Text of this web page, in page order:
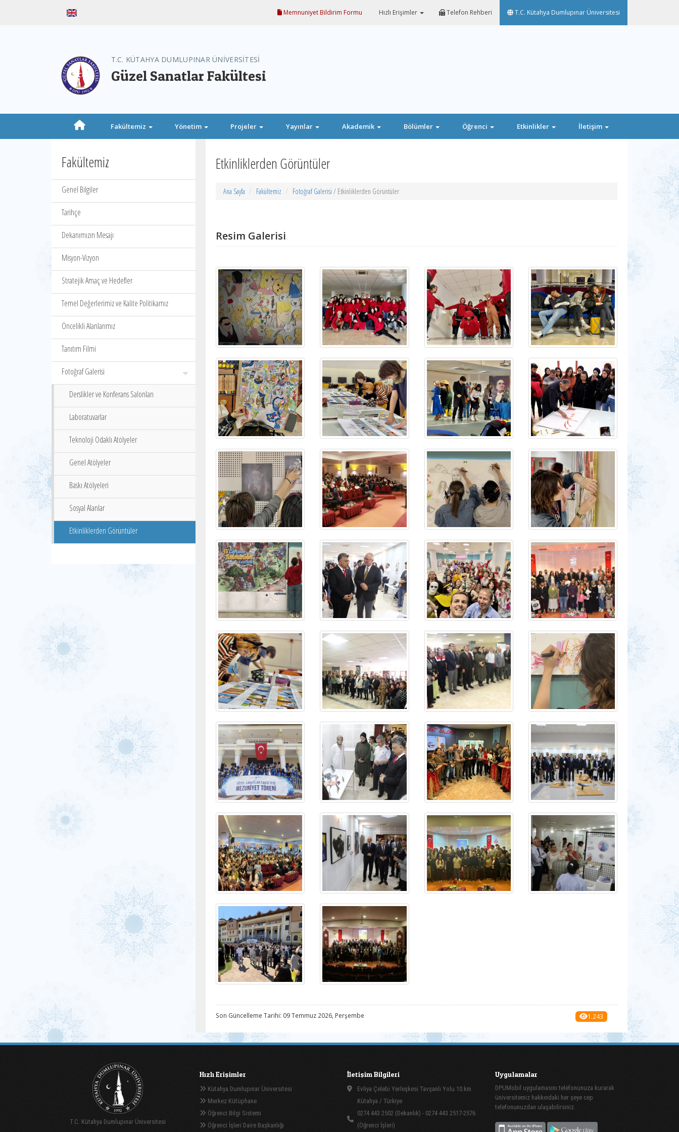
Memnuniyet Bildirim Formu Hızlı Erişimler Telefon Rehberi T.C. Kütahya Dumlupınar Üniversitesi
T.C. KÜTAHYA DUMLUPINAR ÜNİVERSİTESİ
Güzel Sanatlar Fakültesi
Fakültemiz Yönetim Projeler Yayınlar Akademik Bölümler Öğrenci Etkinlikler İletişim
Fakültemiz
Genel Bilgiler
Tarihçe
Dekanımızın Mesajı
Misyon-Vizyon
Stratejik Amaç ve Hedefler
Temel Değerlerimiz ve Kalite Politikamız
Öncelikli Alanlarımız
Tanıtım Filmi
Fotoğraf Galerisi
Derslikler ve Konferans Salonları
Laboratuvarlar
Teknoloji Odaklı Atölyeler
Genel Atölyeler
Baskı Atölyeleri
Sosyal Alanlar
Etkinliklerden Görüntüler
Etkinliklerden Görüntüler
Ana Sayfa Fakültemiz Fotoğraf Galerisi / Etkinliklerden Görüntüler
Resim Galerisi
Son Güncelleme Tarihi: 09 Temmuz 2026, Perşembe 1.243
T.C. Kütahya Dumlupınar Üniversitesi
Hızlı Erişimler
Kütahya Dumlupınar Üniversitesi
Merkez Kütüphane
Öğrenci Bilgi Sistemi
Öğrenci İşleri Daire Başkanlığı
İletişim Bilgileri
Evliya Çelebi Yerleşkesi Tavşanlı Yolu 10.km
Kütahya / Türkiye
0274 443 2502 (Dekanlık) - 0274 443 2517-2576
(Öğrenci İşleri)
Uygulamalar
DPUMobil uygulamasını telefonunuza kurarak
üniversitemiz hakkındaki her şeye cep
telefonunuzdan ulaşabilirsiniz.